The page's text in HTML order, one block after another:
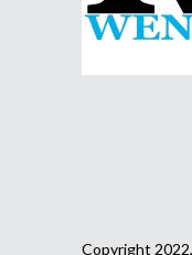
Copyright